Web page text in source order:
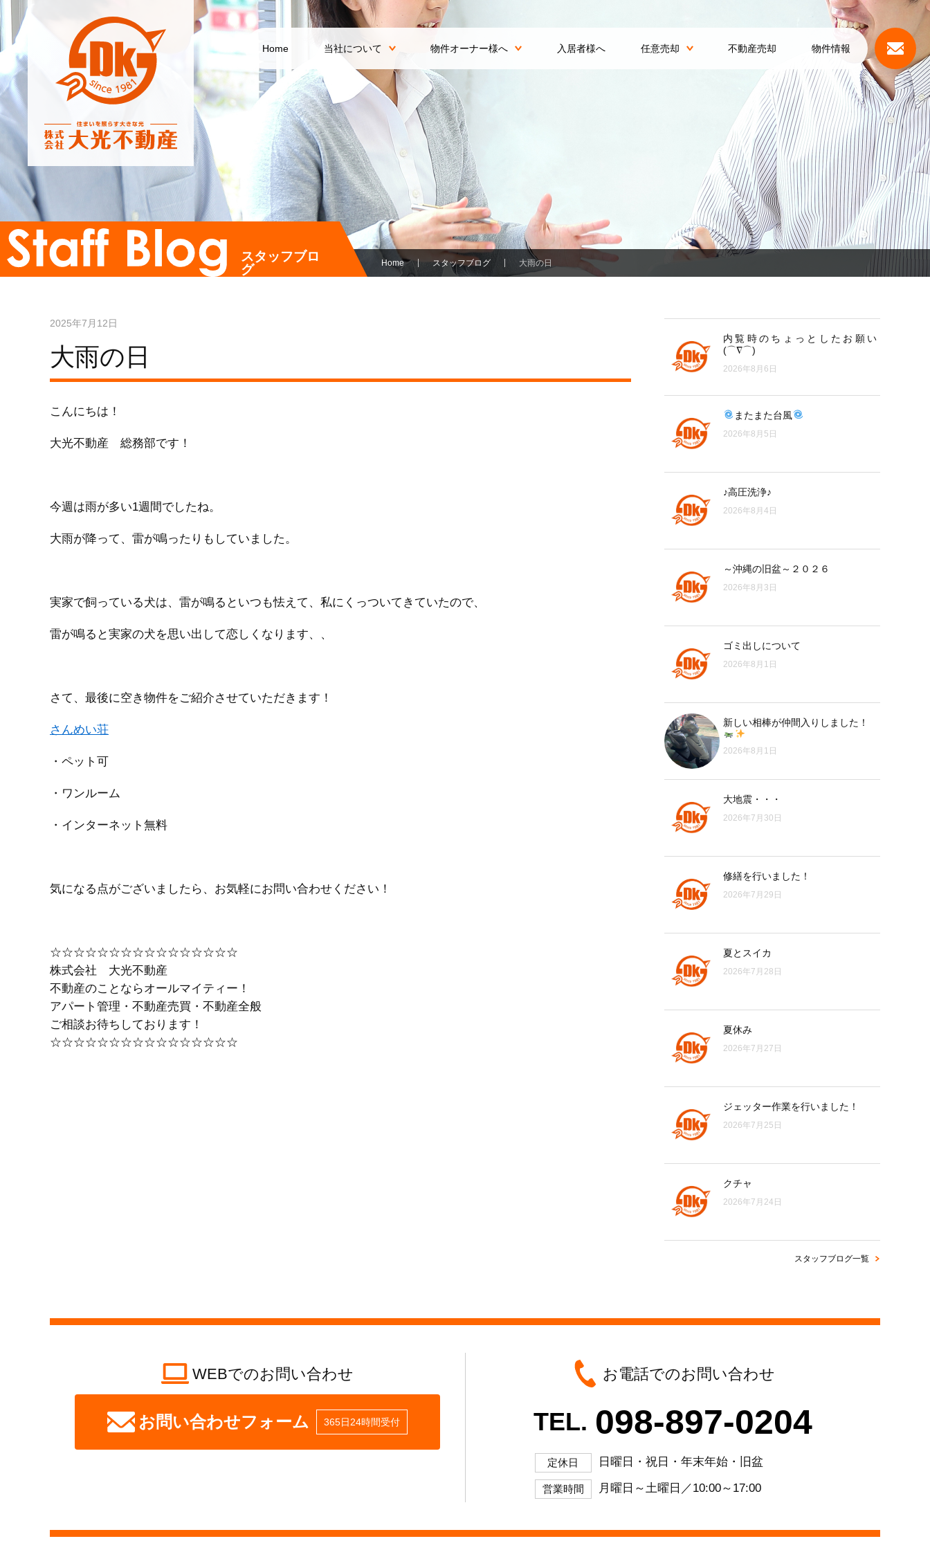
Home 当社について 物件オーナー様へ 入居者様へ 任意売却 不動産売却 物件情報
スタッフブロ
グ
Home スタッフブログ 大雨の日
2025年7月12日
大雨の日
こんにちは！
大光不動産 総務部です！
今週は雨が多い1週間でしたね。
大雨が降って、雷が鳴ったりもしていました。
実家で飼っている犬は、雷が鳴るといつも怯えて、私にくっついてきていたので、
雷が鳴ると実家の犬を思い出して恋しくなります、、
さて、最後に空き物件をご紹介させていただきます！
さんめい荘
・ペット可
・ワンルーム
・インターネット無料
気になる点がございましたら、お気軽にお問い合わせください！
☆☆☆☆☆☆☆☆☆☆☆☆☆☆☆☆
株式会社 大光不動産
不動産のことならオールマイティー！
アパート管理・不動産売買・不動産全般
ご相談お待ちしております！
☆☆☆☆☆☆☆☆☆☆☆☆☆☆☆☆
内覧時のちょっとしたお願い
(⌒∇⌒)
2026年8月6日
またまた台風
2026年8月5日
♪高圧洗浄♪
2026年8月4日
～沖縄の旧盆～２０２６
2026年8月3日
ゴミ出しについて
2026年8月1日
新しい相棒が仲間入りしました！
2026年8月1日
大地震・・・
2026年7月30日
修繕を行いました！
2026年7月29日
夏とスイカ
2026年7月28日
夏休み
2026年7月27日
ジェッター作業を行いました！
2026年7月25日
クチャ
2026年7月24日
スタッフブログ一覧
WEBでのお問い合わせ
お問い合わせフォーム 365日24時間受付
お電話でのお問い合わせ
TEL. 098-897-0204
定休日 日曜日・祝日・年末年始・旧盆
営業時間 月曜日～土曜日／10:00～17:00